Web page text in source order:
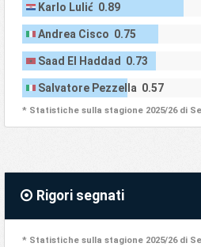
Karlo Lulić 0.89
Andrea Cisco 0.75
Saad El Haddad 0.73
Salvatore Pezzella 0.57
* Statistiche sulla stagione 2025/26 di
Rigori segnati
* Statistiche sulla stagione 2025/26 di